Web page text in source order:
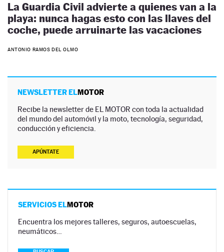
La Guardia Civil advierte a quienes van a la
playa: nunca hagas esto con las llaves del
coche, puede arruinarte las vacaciones
ANTONIO RAMOS DEL OLMO
NEWSLETTER ELMOTOR
Recibe la newsletter de EL MOTOR con toda la actualidad
del mundo del automóvil y la moto, tecnología, seguridad,
conducción y eficiencia.
APÚNTATE
SERVICIOS ELMOTOR
Encuentra los mejores talleres, seguros, autoescuelas,
neumáticos…